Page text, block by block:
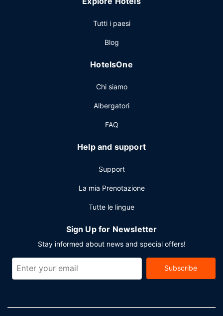
ristoranti ristoranti presso un resort, specializzato in cucina
rilassarti, visto che c'è un servizio in camera 24 ore su 24.
bar/caffetteria. Desideri rilassarti con un drink
rinfrescante? Troverai un bar a bordo piscina e 2
bar/lounge. La colazione completa viene servita
gratuitamente tutti i giorni dalle ore 07:00 alle ore 11:30.
Potrai usufruire di accesso gratuito a Internet via cavo,
lavanderia e lavaggio a secco. È possibile usufruire di una
navetta da e per l'aeroporto 24 ore su 24 a pagamento.
Tutti i paesi
Blog
HotelsOne
Chi siamo
Albergatori
FAQ
Help and support
Support
La mia Prenotazione
Tutte le lingue
Sign Up for Newsletter
Stay informed about news and special offers!
Subscribe